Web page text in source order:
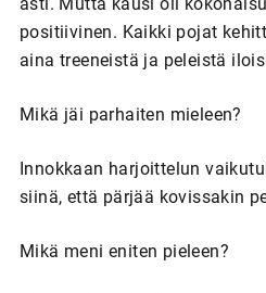
positiivinen. Kaikki pojat
aina treeneistä ja peleistä
Mikä jäi parhaiten mieleen?
Innokkaan harjoittelun
siinä, että pärjää kovissakin
Mikä meni eniten pieleen?